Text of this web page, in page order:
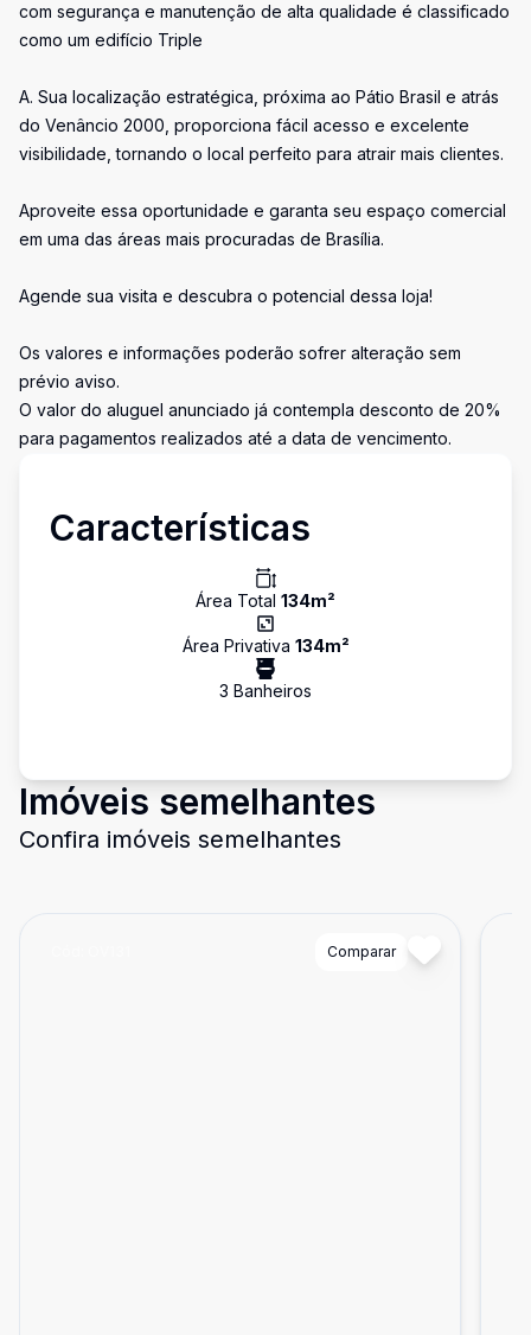
com segurança e manutenção de alta qualidade é classificado
como um edifício Triple
A. Sua localização estratégica, próxima ao Pátio Brasil e atrás
do Venâncio 2000, proporciona fácil acesso e excelente
visibilidade, tornando o local perfeito para atrair mais clientes.
Aproveite essa oportunidade e garanta seu espaço comercial
em uma das áreas mais procuradas de Brasília.
Agende sua visita e descubra o potencial dessa loja!
Os valores e informações poderão sofrer alteração sem
prévio aviso.
O valor do aluguel anunciado já contempla desconto de 20%
para pagamentos realizados até a data de vencimento.
Características
Área Total 134m²
Área Privativa 134m²
3 Banheiros
Imóveis semelhantes
Confira imóveis semelhantes
Comparar